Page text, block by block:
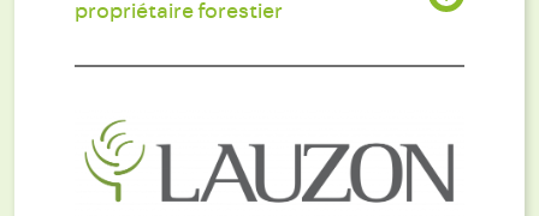
propriétaire forestier